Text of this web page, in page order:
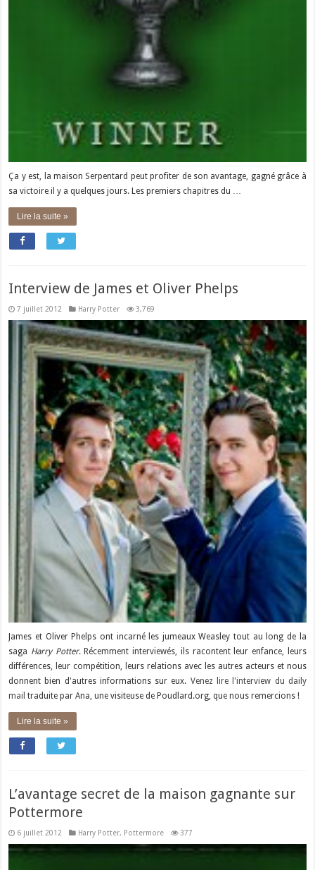
Ça y est, la maison Serpentard peut profiter de son avantage, gagné grâce à
sa victoire il y a quelques jours. Les premiers chapitres du …
Lire la suite »
Interview de James et Oliver Phelps
7 juillet 2012 Harry Potter 3,769
James et Oliver Phelps ont incarné les jumeaux Weasley tout au long de la
saga Harry Potter. Récemment interviewés, ils racontent leur enfance, leurs
différences, leur compétition, leurs relations avec les autres acteurs et nous
donnent bien d'autres informations sur eux. Venez lire l'interview du daily
mail traduite par Ana, une visiteuse de Poudlard.org, que nous remercions !
Lire la suite »
L’avantage secret de la maison gagnante sur
Pottermore
6 juillet 2012 Harry Potter, Pottermore 377